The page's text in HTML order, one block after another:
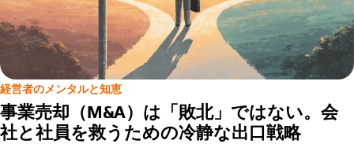
経営者のメンタルと知恵
事業売却（M&A）は「敗北」ではない。会
社と社員を救うための冷静な出口戦略